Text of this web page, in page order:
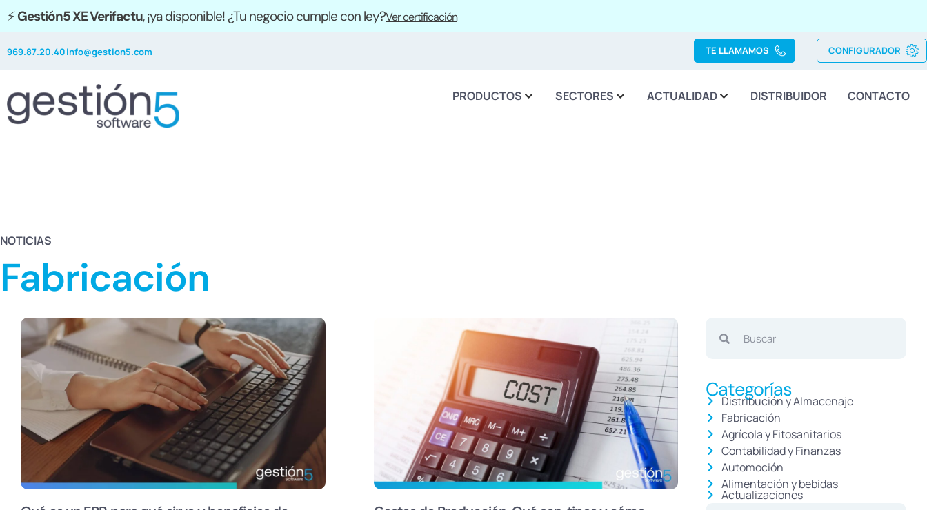
⚡Gestión5 XE Verifactu, ¡ya disponible! ¿Tu negocio cumple con ley?Ver certificación
969.87.20.40info@gestion5.com TE LLAMAMOS CONFIGURADOR
PRODUCTOS SECTORES ACTUALIDAD DISTRIBUIDOR CONTACTO
NOTICIAS
Fabricación
Categorías
Distribución y Almacenaje
Fabricación
Agrícola y Fitosanitarios
Contabilidad y Finanzas
Automoción
Alimentación y bebidas
Actualizaciones